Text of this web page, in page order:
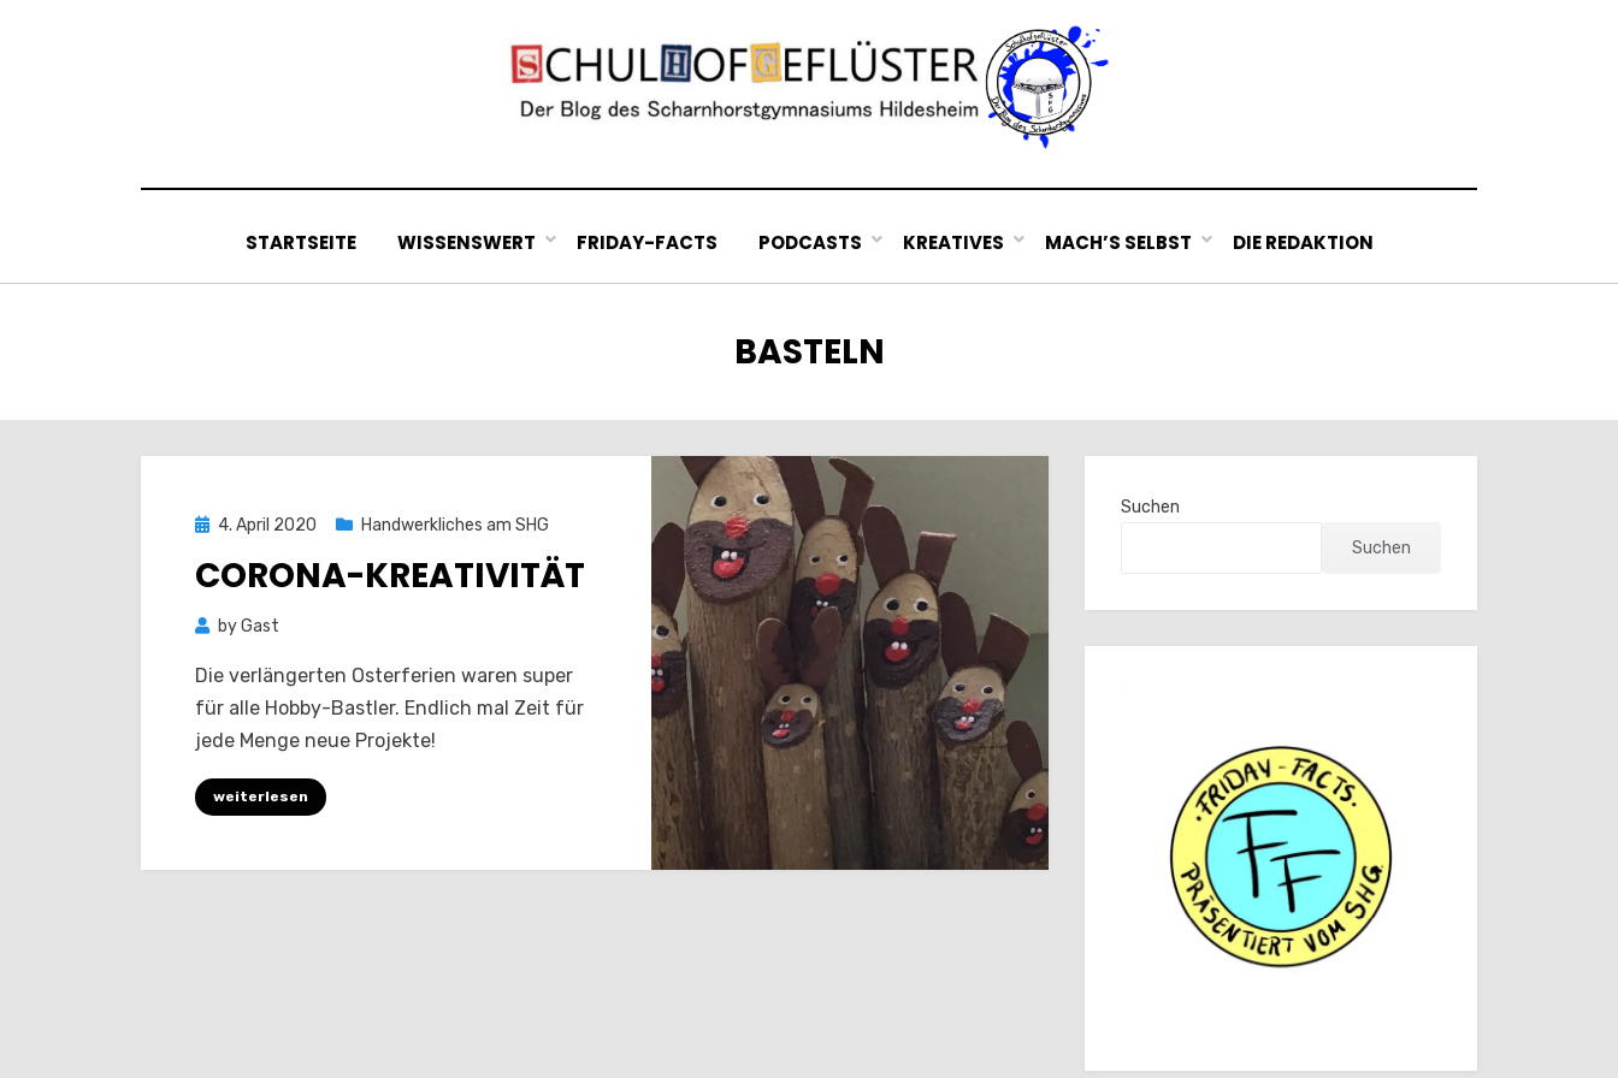
STARTSEITE WISSENSWERT FRIDAY-FACTS PODCASTS KREATIVES MACH’S SELBST DIE REDAKTION
SCHLAGWORT
:
BASTELN
Posted
4. April 2020 Handwerkliches am SHG
CORONA-KREATIVITÄT
byGast
Die verlängerten Osterferien waren super
für alle Hobby-Bastler. Endlich mal Zeit für
jede Menge neue Projekte!
weiterlesen
Suchen
Suchen